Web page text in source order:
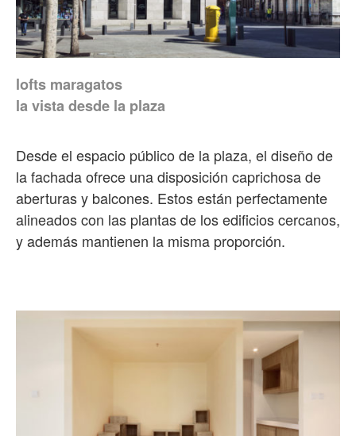
lofts maragatos
la vista desde la plaza
Desde el espacio público de la plaza, el diseño de
la fachada ofrece una disposición caprichosa de
aberturas y balcones. Estos están perfectamente
alineados con las plantas de los edificios cercanos,
y además mantienen la misma proporción.